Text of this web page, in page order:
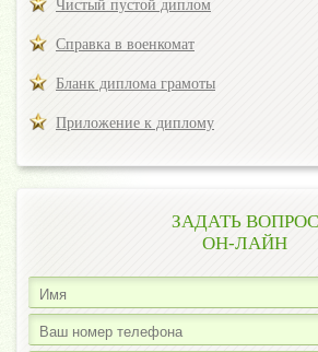
Чистый пустой диплом
Справка в военкомат
Бланк диплома грамоты
Приложение к диплому
ЗАДАТЬ ВОПРОС
ОН-ЛАЙН